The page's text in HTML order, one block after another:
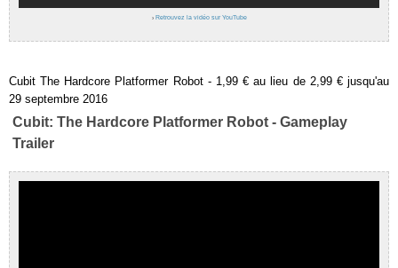
› Retrouvez la vidéo sur YouTube
Cubit The Hardcore Platformer Robot - 1,99 € au lieu de 2,99 € jusqu'au
29 septembre 2016
Cubit: The Hardcore Platformer Robot - Gameplay
Trailer